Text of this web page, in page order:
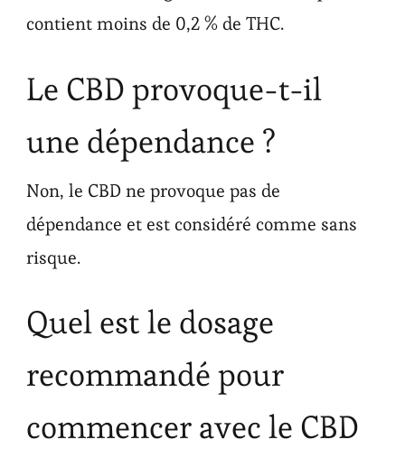
contient moins de 0,2 % de THC.
Le CBD provoque-t-il
une dépendance ?
Non, le CBD ne provoque pas de
dépendance et est considéré comme sans
risque.
Quel est le dosage
recommandé pour
commencer avec le CBD